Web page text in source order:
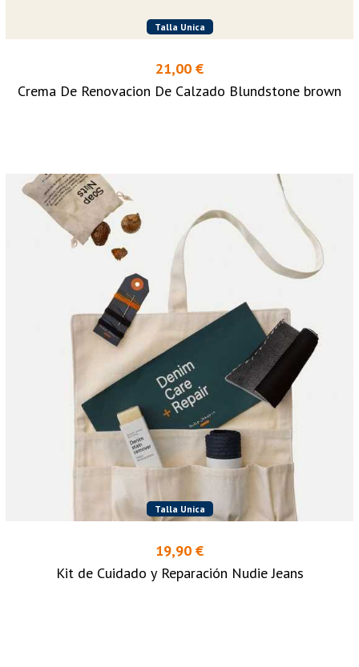
Talla Unica
21,00 €
Crema De Renovacion De Calzado Blundstone brown
Talla Unica
19,90 €
Kit de Cuidado y Reparación Nudie Jeans